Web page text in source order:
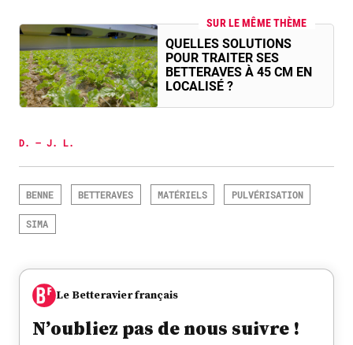
SUR LE MÊME THÈME
QUELLES SOLUTIONS
POUR TRAITER SES
BETTERAVES À 45 CM EN
LOCALISÉ ?
D. – J. L.
BENNE BETTERAVES MATÉRIELS PULVÉRISATION
SIMA
Le Betteravier français
N’oubliez pas de nous suivre !